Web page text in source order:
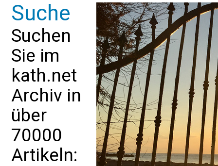
Suche
Suchen
Sie im
kath.net
Archiv in
über
70000
Artikeln: